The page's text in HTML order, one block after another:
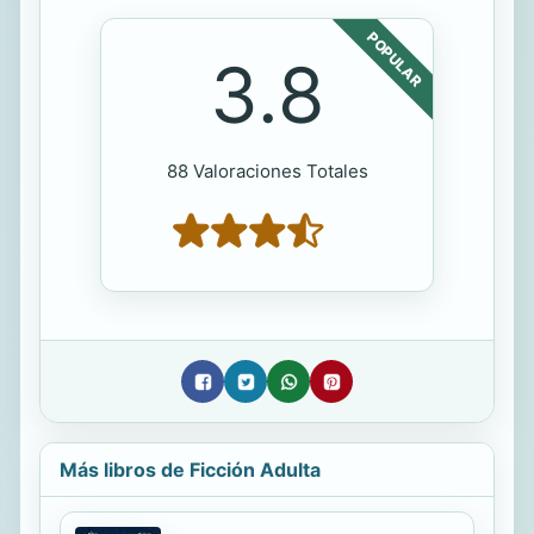
POPULAR
3.8
88 Valoraciones Totales
Más libros de Ficción Adulta